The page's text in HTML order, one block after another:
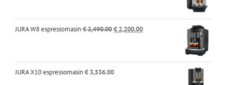
€ 3,400.00.€ 1,400.00.
JURA W8 espressomasin€2,490.00Algne
€ 2,200.00Praegune
JURA X10 espressomasin€ 3,536.00